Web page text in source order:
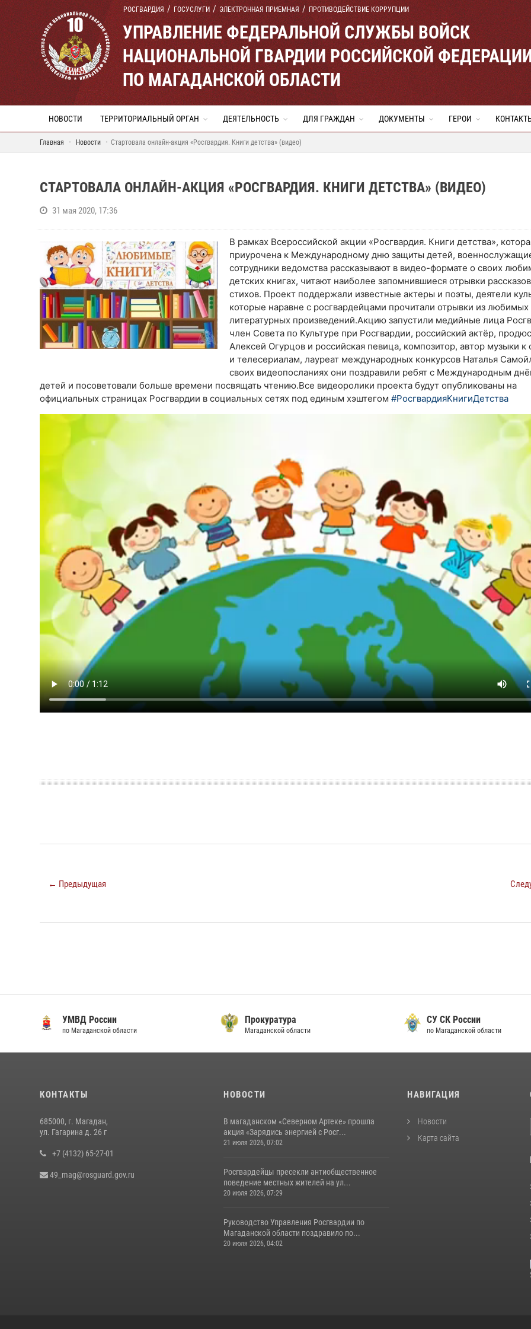
РОСГВАРДИЯ ГОСУСЛУГИ ЭЛЕКТРОННАЯ ПРИЕМНАЯ ПРОТИВОДЕЙСТВИЕ КОРРУПЦИИ
УПРАВЛЕНИЕ ФЕДЕРАЛЬНОЙ СЛУЖБЫ ВОЙСК
НАЦИОНАЛЬНОЙ ГВАРДИИ РОССИЙСКОЙ
ПО МАГАДАНСКОЙ ОБЛАСТИ
НОВОСТИ ТЕРРИТОРИАЛЬНЫЙ ОРГАН ДЕЯТЕЛЬНОСТЬ ДЛЯ ГРАЖДАН ДОКУМЕНТЫ ГЕРОИ
Главная Новости Cтартовала онлайн-акция «Росгвардия. Книги детства» (видео)
CТАРТОВАЛА ОНЛАЙН-АКЦИЯ «РОСГВАРДИЯ. КНИГИ ДЕТСТВА» (ВИДЕО)
31 мая 2020, 17:36
В рамках Всероссийской акции «Росгвардия. Книги детства»,
приурочена к Международному дню защиты детей,
сотрудники ведомства рассказывают в видео-формате о своих
детских книгах, читают наиболее запомнившиеся отрывки
стихов. Проект поддержали известные актеры и поэты, деятели
которые наравне с росгвардейцами прочитали отрывки из любимых
литературных произведений.Акцию запустили медийные лица
член Совета по Культуре при Росгвардии, российский актёр,
Алексей Огурцов и российская певица, композитор, автор музыки
и телесериалам, лауреат международных конкурсов Наталья
своих видеопосланиях они поздравили ребят с Международным
детей и посоветовали больше времени посвящать чтению.Все видеоролики проекта будут опубликованы на
официальных страницах Росгвардии в социальных сетях под единым хэштегом #РосгвардияКнигиДетства
← Предыдущая
УМВД России
по Магаданской области
Прокуратура
Магаданской области
СУ СК России
по Магаданской области
КОНТАКТЫ
685000, г. Магадан,
ул. Гагарина д. 26 г
+7 (4132) 65-27-01
49_mag@rosguard.gov.ru
НОВОСТИ
В магаданском «Северном Артеке» прошла
акция «Зарядись энергией с Росг...
21 июля 2026, 07:02
Росгвардейцы пресекли антиобщественное
поведение местных жителей на ул...
20 июля 2026, 07:29
Руководство Управления Росгвардии по
Магаданской области поздравило по...
20 июля 2026, 04:02
НАВИГАЦИЯ
Новости
Карта сайта